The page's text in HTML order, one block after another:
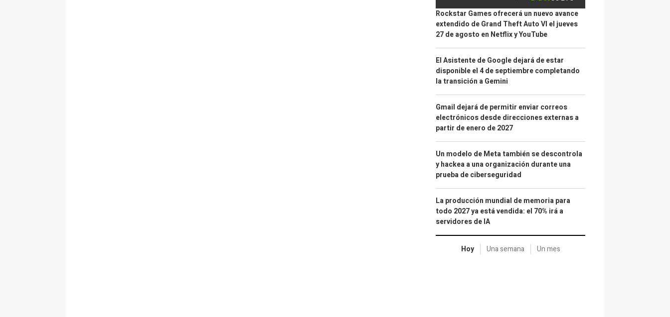
Rockstar Games ofrecerá un nuevo avance
extendido de Grand Theft Auto VI el jueves
27 de agosto en Netflix y YouTube
El Asistente de Google dejará de estar
disponible el 4 de septiembre completando
la transición a Gemini
Gmail dejará de permitir enviar correos
electrónicos desde direcciones externas a
partir de enero de 2027
Un modelo de Meta también se descontrola
y hackea a una organización durante una
prueba de ciberseguridad
La producción mundial de memoria para
todo 2027 ya está vendida: el 70% irá a
servidores de IA
Hoy Una semana Un mes